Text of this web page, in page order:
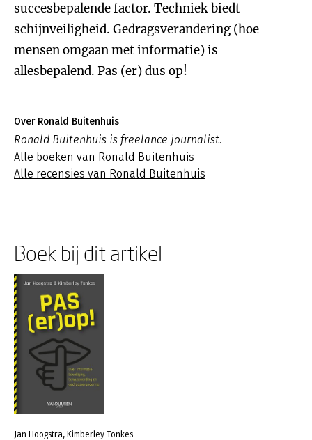
succesbepalende factor. Techniek biedt
schijnveiligheid. Gedragsverandering (hoe
mensen omgaan met informatie) is
allesbepalend. Pas (er) dus op!
Over Ronald Buitenhuis
Ronald Buitenhuis is freelance journalist.
Alle boeken van Ronald Buitenhuis
Alle recensies van Ronald Buitenhuis
Boek bij dit artikel
Jan Hoogstra, Kimberley Tonkes